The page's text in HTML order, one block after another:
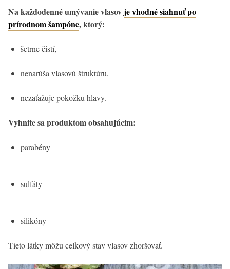
Na každodenné umývanie vlasov je vhodné siahnuť po
prírodnom šampóne, ktorý:
šetrne čistí,
nenarúša vlasovú štruktúru,
nezaťažuje pokožku hlavy.
Vyhnite sa produktom obsahujúcim:
parabény
sulfáty
silikóny
Tieto látky môžu celkový stav vlasov zhoršovať.